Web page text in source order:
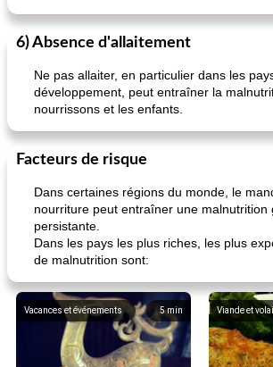
pois chiches rôtis aux épices amandes
6) Absence d'allaitement
Ne pas allaiter, en particulier dans les
développement, peut entraîner la
nourrissons et les enfants.
Facteurs de risque
Dans certaines régions du monde, le
nourriture peut entraîner une malnutrition
persistante.
Dans les pays les plus riches, les plus
de malnutrition sont:
5min
Vacances et événements Viande et